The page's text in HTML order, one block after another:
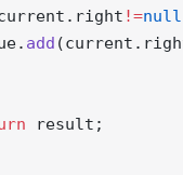
!=null
add
result;